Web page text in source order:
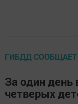
ГИБДД СООБЩАЕТ
За один день
четверых